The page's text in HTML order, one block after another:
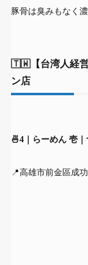
豚骨は臭みもなく
🇹🇼【台湾人経営
ン店
🍜4｜らーめん 壱
📍高雄市前金區成